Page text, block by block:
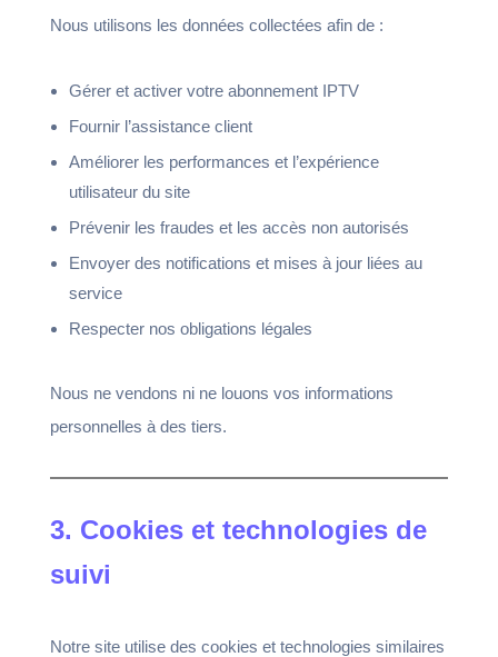
Nous utilisons les données collectées afin de :
Gérer et activer votre abonnement IPTV
Fournir l’assistance client
Améliorer les performances et l’expérience
utilisateur du site
Prévenir les fraudes et les accès non autorisés
Envoyer des notifications et mises à jour liées au
service
Respecter nos obligations légales
Nous ne vendons ni ne louons vos informations
personnelles à des tiers.
3. Cookies et technologies de
suivi
Notre site utilise des cookies et technologies similaires